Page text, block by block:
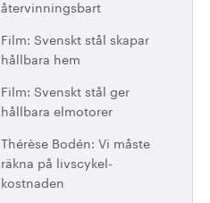
återvinningsbart
Film: Svenskt stål skapar
hållbara hem
Film: Svenskt stål ger
hållbara elmotorer
Thérèse Bodén: Vi måste
räkna på livscykel-
kostnaden